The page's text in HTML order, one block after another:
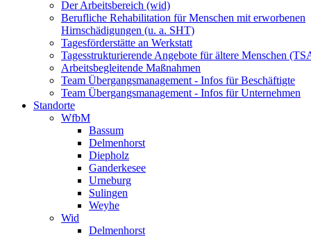
Der Arbeitsbereich (wid)
Berufliche Rehabilitation für Menschen mit erworbenen
Hirnschädigungen (u. a. SHT)
Tagesförderstätte an Werkstatt
Tagesstrukturierende Angebote für ältere Menschen
Arbeitsbegleitende Maßnahmen
Team Übergangsmanagement - Infos für Beschäftigte
Team Übergangsmanagement - Infos für Unternehmen
Standorte
WfbM
Bassum
Delmenhorst
Diepholz
Ganderkesee
Urneburg
Sulingen
Weyhe
Wid
Delmenhorst